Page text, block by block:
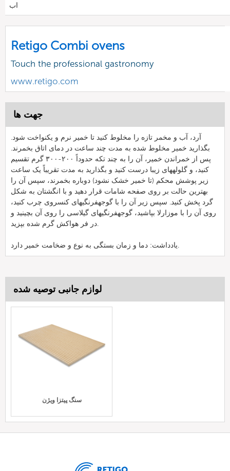
اب
Retigo Combi ovens
Touch the professional gastronomy
www.retigo.com
جهت ها
آرد، آب و مخمر تازه را مخلوط کنید تا خمیر نرم و یکنواخت شود.
بگذارید خمیر مخلوط شده به مدت چند ساعت در دمای اتاق بخمرند.
پس از خمراندن خمیر، آن را به چند تکه حدوداً ۲۰۰-۳۰۰ گرم تقسیم
کنید، و گلولههای زیبا درست کنید و بگذارید به مدت تقریباً یک ساعت
زیر پوشش محکم (تا خمیر خشک نشود) دوباره بخمرند، سپس آن را
بهترین حالت بر روی صفحه شامات قرار دهید و با انگشتان به شکل
گرد پخش کنید. سپس زیر آن را با گوجهفرنگیهای کنسروی چرب کنید،
روی آن را با موزارلا بپاشید، گوجهفرنگیهای گیلاسی را روی آن بچینید و
در فر هواکش گرم شده بپزید.
یادداشت: دما و زمان بستگی به نوع و ضخامت خمیر دارد.
لوازم جانبی توصیه شده
سنگ پیتزا ویژن